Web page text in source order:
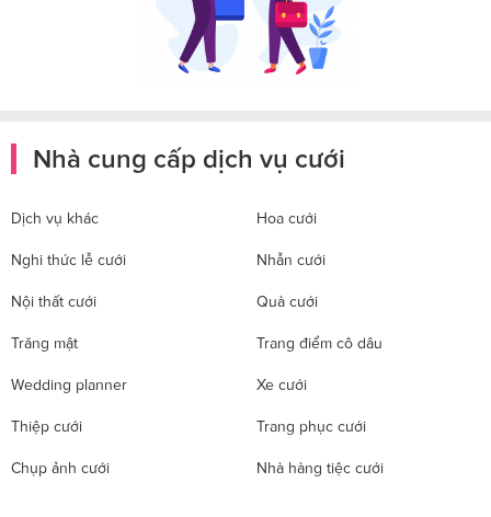
Nhà cung cấp dịch vụ cưới
Dịch vụ khác Hoa cưới
Nghi thức lễ cưới Nhẫn cưới
Nội thất cưới Quà cưới
Trăng mật Trang điểm cô dâu
Wedding planner Xe cưới
Thiệp cưới Trang phục cưới
Chụp ảnh cưới Nhà hàng tiệc cưới